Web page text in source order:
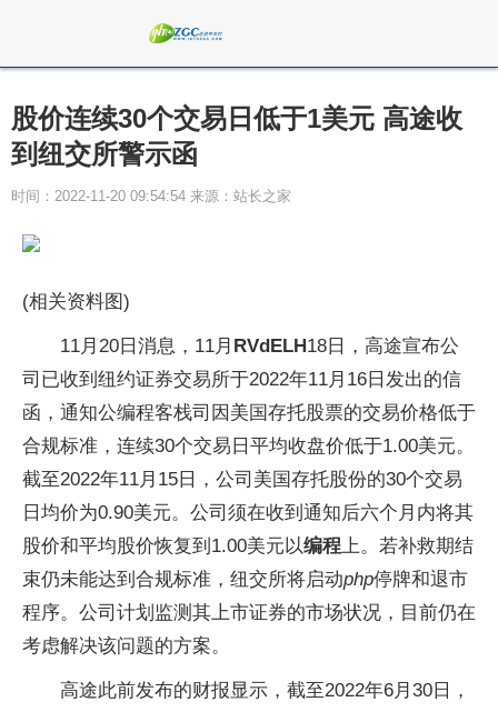
股价连续30个交易日低于1美元 高途收
到纽交所警示函
时间：2022-11-20 09:54:54 来源：站长之家
(相关资料图)
11月20日消息，11月 RVdELH18日，高途宣布公
司已收到纽约证券交易所于2022年11月16日发出的信
函，通知公编程客栈司因美国存托股票的交易价格低于
合规标准，连续30个交易日平均收盘价低于1.00美元。
截至2022年11月15日，公司美国存托股份的30个交易
日均价为0.90美元。公司须在收到通知后六个月内将其
股价和平均股价恢复到1.00美元以编程上。若补救期结
束仍未能达到合规标准，纽交所将启动php停牌和退市
程序。公司计划监测其上市证券的市场状况，目前仍在
考虑解决该问题的方案。
高途此前发布的财报显示，截至2022年6月30日，